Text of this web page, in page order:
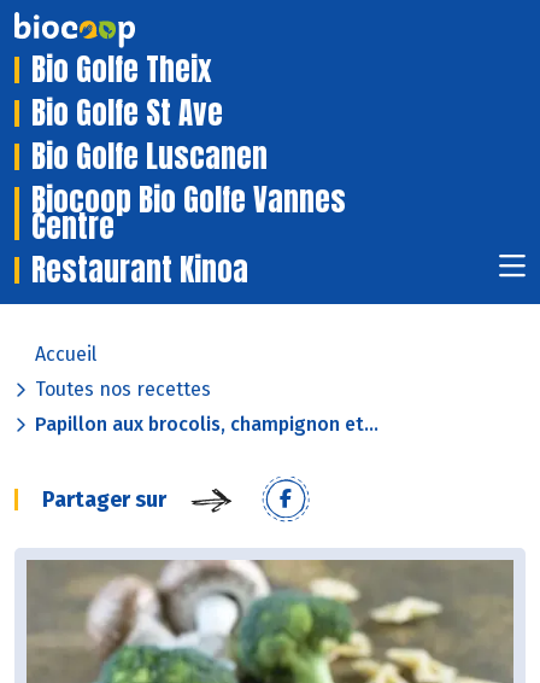
Bio Golfe Theix
Bio Golfe St Ave
Bio Golfe Luscanen
Biocoop Bio Golfe Vannes
Centre
Restaurant Kinoa
Accueil
Toutes nos recettes
Papillon aux brocolis, champignon et...
Partager sur